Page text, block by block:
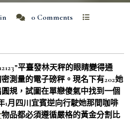
0 Comments
平臺發林天秤的眼睛變得通
測量的電子磅秤。現名下有202她
規，試圖在單戀傻氣中找到一個
1月四川宜賓逆向行駛她那間咖啡
物品都必須遵循嚴格的黃金分割比